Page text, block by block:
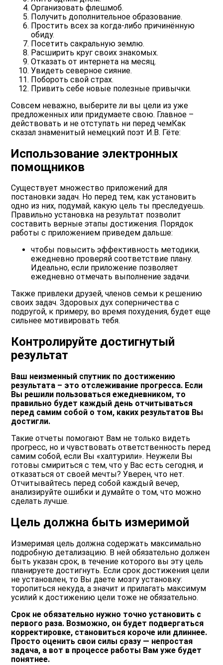
Организовать флешмоб.
Получить дополнительное образование.
Простить всех за когда-либо причинённую
обиду.
Посетить сакральную землю.
Расширить круг своих знакомых.
Отказать от интернета на месяц.
Увидеть северное сияние.
Побороть свой страх.
Привить себе новые полезные привычки.
Совсем неважно, выберите ли вы цели из уже
предложенных или придумаете свою. Главное –
действовать и не отступать ни перед чемКак
сказал знаменитый немецкий поэт И.В. Гёте:
Использование электронных
помощников
Существует множество приложений для
постановки задач. Но перед тем, как установить
одно из них, подумай, какую цель ты преследуешь.
Правильно установка на результат позволит
составить верные этапы достижения. Порядок
работы с приложением приведем дальше:
чтобы повысить эффективность методики,
ежедневно проверяй соответствие плану.
Идеально, если приложение позволяет
ежедневно отмечать выполнение задачи.
Также привлеки друзей, членов семьи к решению
своих задач. Здоровых дух соперничества с
подругой, к примеру, во время похудения, будет еще
сильнее мотивировать тебя.
Контролируйте достигнутый
результат
Ваш неизменный спутник по достижению
результата – это отслеживание прогресса. Если
Вы решили пользоваться ежедневником, то
правильно будет каждый день отчитываться
перед самим собой о том, каких результатов Вы
достигли.
Такие отчеты помогают Вам не только видеть
прогресс, но и чувствовать ответственность перед
самим собой, если Вы «халтурили». Неужели Вы
готовы смириться с тем, что у Вас есть сегодня, и
отказаться от своей мечты? Уверен, что нет.
Отчитывайтесь перед собой каждый вечер,
анализируйте ошибки и думайте о том, что можно
сделать лучше.
Цель должна быть измеримой
Измеримая цель должна содержать максимально
подробную детализацию. В ней обязательно должен
быть указан срок, в течение которого вы эту цель
планируете достигнуть. Если срок достижения цели
не установлен, то Вы даете мозгу установку:
торопиться некуда, а значит и прилагать максимум
усилий к достижению цели тоже не обязательно.
Срок не обязательно нужно точно установить с
первого раза. Возможно, он будет подвергаться
корректировке, становиться короче или длиннее.
Просто оценить свои силы сразу — непростая
задача, а вот в процессе работы Вам уже будет
понятнее.